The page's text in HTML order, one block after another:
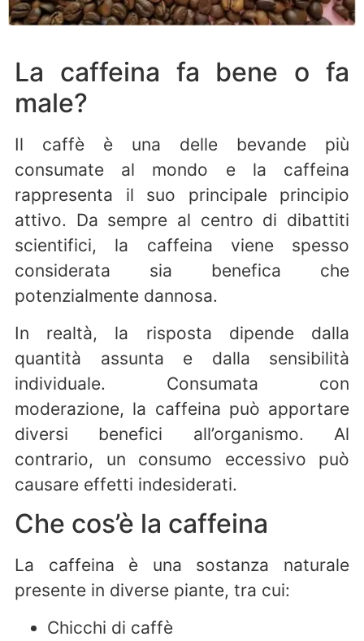
La caffeina fa bene o fa
male?
Il caffè è una delle bevande più
consumate al mondo e la caffeina
rappresenta il suo principale principio
attivo. Da sempre al centro di dibattiti
scientifici, la caffeina viene spesso
considerata sia benefica che
potenzialmente dannosa.
In realtà, la risposta dipende dalla
quantità assunta e dalla sensibilità
individuale. Consumata con
moderazione, la caffeina può apportare
diversi benefici all’organismo. Al
contrario, un consumo eccessivo può
causare effetti indesiderati.
Che cos’è la caffeina
La caffeina è una sostanza naturale
presente in diverse piante, tra cui:
Chicchi di caffè